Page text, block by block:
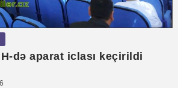
də aparat iclası keçirildi